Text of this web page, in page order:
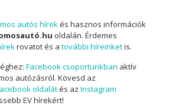
autós hírekés hasznos információk
oldalán. Érdemes
rovatot és a további híreinketis.
Facebook csoportunkban aktív
autózásról. Kövesd az
oldalátés az Instagram
EV hírekért!